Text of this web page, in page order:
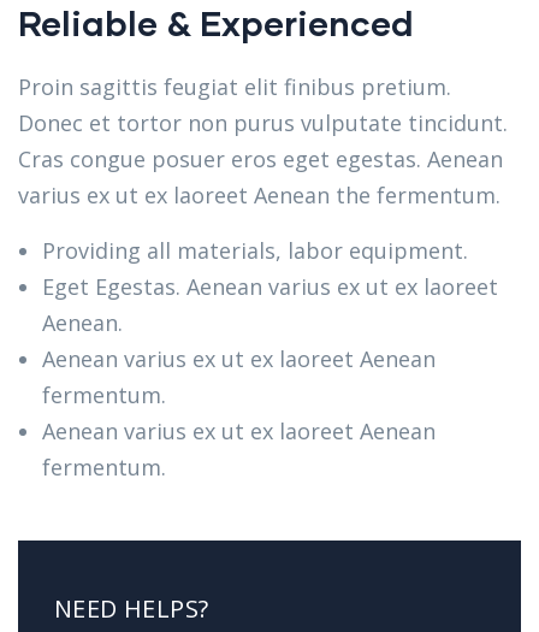
Reliable & Experienced
Proin sagittis feugiat elit finibus pretium.
Donec et tortor non purus vulputate tincidunt.
Cras congue posuer eros eget egestas. Aenean
varius ex ut ex laoreet Aenean the fermentum.
Providing all materials, labor equipment.
Eget Egestas. Aenean varius ex ut ex laoreet
Aenean.
Aenean varius ex ut ex laoreet Aenean
fermentum.
Aenean varius ex ut ex laoreet Aenean
fermentum.
NEED HELPS?